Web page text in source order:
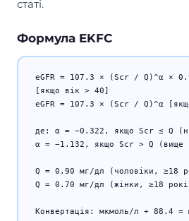
статі.
Формула EKFC
eGFR = 107.3 × (Scr / Q)^α ×
[якщо вік > 40]
eGFR = 107.3 × (Scr / Q)^α
де: α = −0.322, якщо Scr ≤ Q
α = −1.132, якщо Scr > Q (вище
Q = 0.90 мг/дл (чоловіки, ≥18
Q = 0.70 мг/дл (жінки, ≥18
Конвертація: мкмоль/л ÷ 88.4 =